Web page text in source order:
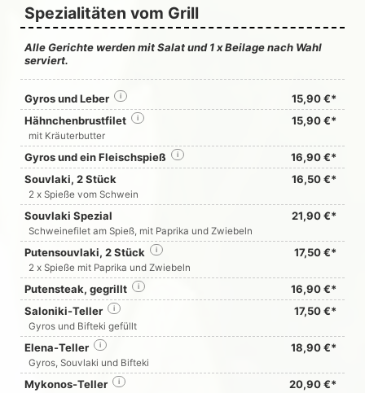
Spezialitäten vom Grill
Alle Gerichte werden mit Salat und 1 x Beilage nach Wahl
serviert.
Gyros und Leber 15,90 €*
i
Hähnchenbrustfilet 15,90 €*
i
mit Kräuterbutter
Gyros und ein Fleischspieß 16,90 €*
i
Souvlaki, 2 Stück 16,50 €*
2 x Spieße vom Schwein
Souvlaki Spezial 21,90 €*
Schweinefilet am Spieß, mit Paprika und Zwiebeln
Putensouvlaki, 2 Stück 17,50 €*
i
2 x Spieße mit Paprika und Zwiebeln
Putensteak, gegrillt 16,90 €*
i
Saloniki-Teller 17,50 €*
i
Gyros und Bifteki gefüllt
Elena-Teller 18,90 €*
i
Gyros, Souvlaki und Bifteki
Mykonos-Teller 20,90 €*
i